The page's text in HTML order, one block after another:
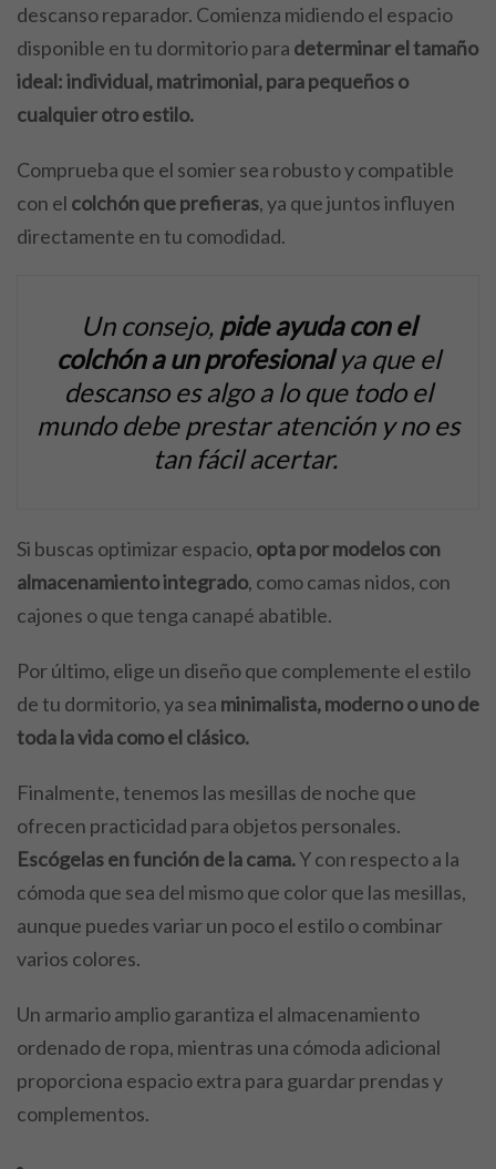
descanso reparador. Comienza midiendo el espacio
disponible en tu dormitorio para determinar el tamaño
ideal: individual, matrimonial, para pequeños o
cualquier otro estilo.
Comprueba que el somier sea robusto y compatible
con el colchón que prefieras, ya que juntos influyen
directamente en tu comodidad.
Un consejo, pide ayuda con el
colchón a un profesionalya que el
descanso es algo a lo que todo el
mundo debe prestar atención y no es
tan fácil acertar.
Si buscas optimizar espacio, opta por modelos con
almacenamiento integrado, como camas nidos, con
cajones o que tenga canapé abatible.
Por último, elige un diseño que complemente el estilo
de tu dormitorio, ya sea minimalista, moderno o uno de
toda la vida como el clásico.
Finalmente, tenemos las mesillas de noche que
ofrecen practicidad para objetos personales.
Escógelas en función de la cama.Y con respecto a la
cómoda que sea del mismo que color que las mesillas,
aunque puedes variar un poco el estilo o combinar
varios colores.
Un armario amplio garantiza el almacenamiento
ordenado de ropa, mientras una cómoda adicional
proporciona espacio extra para guardar prendas y
complementos.